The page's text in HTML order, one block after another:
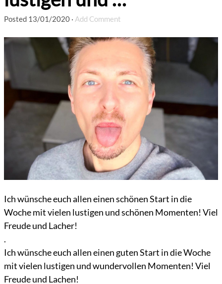
Posted 13/01/2020 · Add Comment
Ich wünsche euch allen einen schönen Start in die
Woche mit vielen lustigen und schönen Momenten! Viel
Freude und Lacher!
.
Ich wünsche euch allen einen guten Start in die Woche
mit vielen lustigen und wundervollen Momenten! Viel
Freude und Lachen!